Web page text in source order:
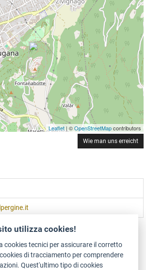
Leaflet | ©OpenStreetMapcontributors
Wie man uns erreicht
utilizza cookies!
cookies tecnici per assicurare il corretto
di tracciamento per comprendere
Quest'ultimo tipo di cookies